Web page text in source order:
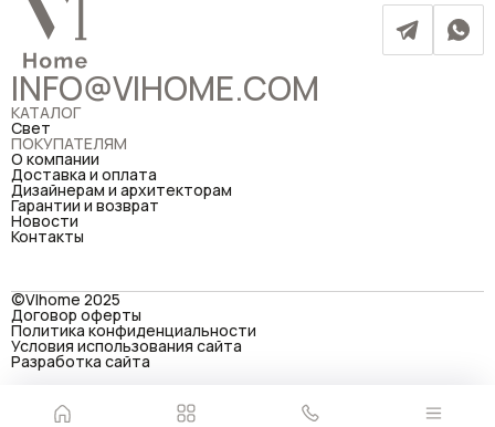
INFO@VIHOME.COM
КАТАЛОГ
Свет
ПОКУПАТЕЛЯМ
О компании
Доставка и оплата
Дизайнерам и архитекторам
Гарантии и возврат
Новости
Контакты
©VIhome 2025
Договор оферты
Политика конфиденциальности
Условия использования сайта
Разработка сайта